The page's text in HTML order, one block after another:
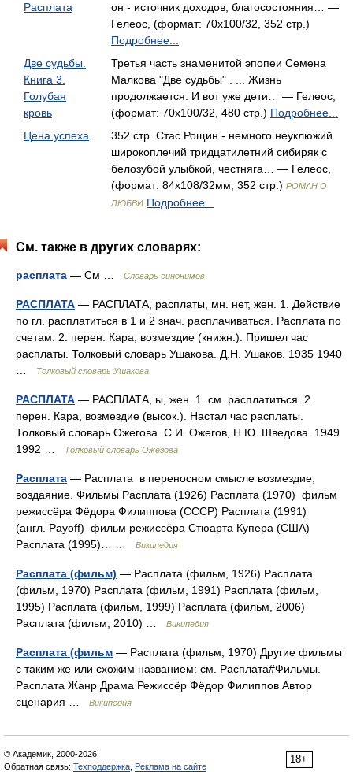
Расплата
он - источник доходов, благосостояния… —
Гелеос, (формат: 70x100/32, 352 стр.)
Подробнее...
Две судьбы.
Книга 3.
Голубая
кровь
Третья часть знаменитой эпопеи Семена
Малкова "Две судьбы" . ... Жизнь
продолжается. И вот уже дети… — Гелеос,
(формат: 70x100/32, 480 стр.) Подробнее...
Цена успеха
352 стр. Стас Рощин - немного неуклюжий
широкоплечий тридцатилетний сибиряк с
белозубой улыбкой, честняга… — Гелеос,
(формат: 84x108/32мм, 352 стр.) РОМАН О
ЛЮБВИ Подробнее...
См. также в других словарях:
расплата — См … Словарь синонимов
РАСПЛАТА — РАСПЛАТА, расплаты, мн. нет, жен. 1. Действие
по гл. расплатиться в 1 и 2 знач. расплачиваться. Расплата по
счетам. 2. перен. Кара, возмездие (книжн.). Пришел час
расплаты. Толковый словарь Ушакова. Д.Н. Ушаков. 1935 1940
Толковый словарь Ушакова
РАСПЛАТА — РАСПЛАТА, ы, жен. 1. см. расплатиться. 2.
перен. Кара, возмездие (высок.). Настал час расплаты.
Толковый словарь Ожегова. С.И. Ожегов, Н.Ю. Шведова. 1949
1992 …
Толковый словарь Ожегова
Расплата — Расплата в переносном смысле возмездие,
воздаяние. Фильмы Расплата (1926) Расплата (1970) фильм
режиссёра Фёдора Филиппова (СССР) Расплата (1991)
(англ. Payoff) фильм режиссёра Стюарта Купера (США)
Расплата (1995)… …
Википедия
Расплата (фильм) — Расплата (фильм, 1926) Расплата
(фильм, 1970) Расплата (фильм, 1991) Расплата (фильм,
1995) Расплата (фильм, 1999) Расплата (фильм, 2006)
Расплата (фильм, 2010) …
Википедия
Расплата (фильм — Расплата (фильм, 1970) Другие фильмы
с таким же или схожим названием: см. Расплата#Фильмы.
Расплата Жанр Драма Режиссёр Фёдор Филиппов Автор
сценария …
Википедия
18+
© Академик, 2000-2026
Обратная связь: Техподдержка Реклама на сайте